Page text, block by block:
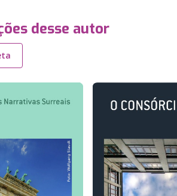
desse autor